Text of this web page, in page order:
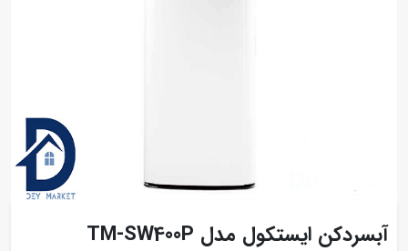
آبسردکن ایستکول مدل TM-SW400P